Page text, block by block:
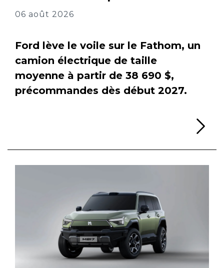
06 août 2026
Ford lève le voile sur le Fathom, un
camion électrique de taille
moyenne à partir de 38 690 $,
précommandes dès début 2027.